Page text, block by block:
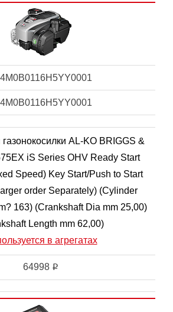
AL-KO BRIGGS &
iS Series OHV Ready Start
Speed) Key Start/Push to Start
order Separately) (Cylinder
163) (Crankshaft Dia mm 25,00)
Length mm 62,00)
в агрегатах
64998 i